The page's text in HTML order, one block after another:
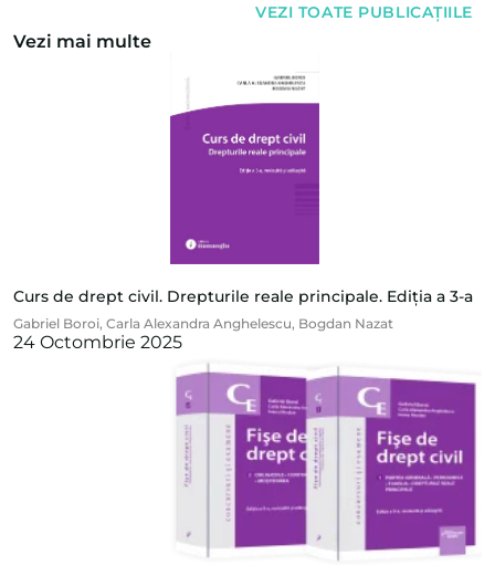
VEZI TOATE PUBLICAȚIILE
Vezi mai multe
Curs de drept civil. Drepturile reale principale. Ediția a 3-a
Gabriel Boroi, Carla Alexandra Anghelescu, Bogdan Nazat
24 Octombrie 2025